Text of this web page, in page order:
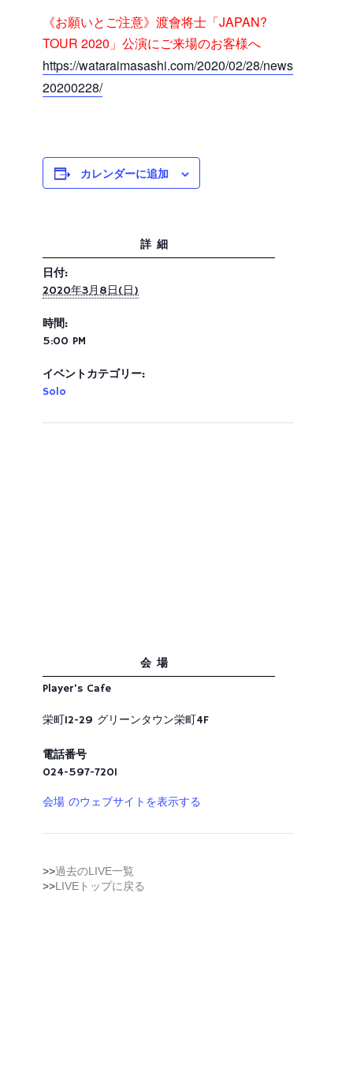
《お願いとご注意》渡會将士「JAPAN?
TOUR 2020」公演にご来場のお客様へ
https://wataraimasashi.com/2020/02/28/news
20200228/
カレンダーに追加
詳細
日付:
2020年3月8日(日)
時間:
5:00 PM
イベントカテゴリー:
Solo
会場
Player’s Cafe
栄町12-29 グリーンタウン栄町4F
電話番号
024-597-7201
会場 のウェブサイトを表示する
>>過去のLIVE一覧
>>LIVEトップに戻る